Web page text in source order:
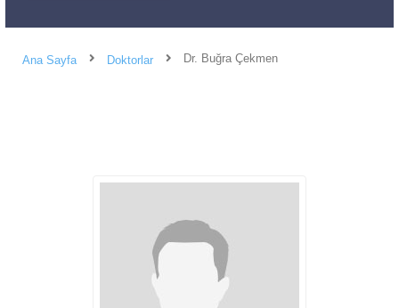
Ana Sayfa Doktorlar Dr. Buğra Çekmen